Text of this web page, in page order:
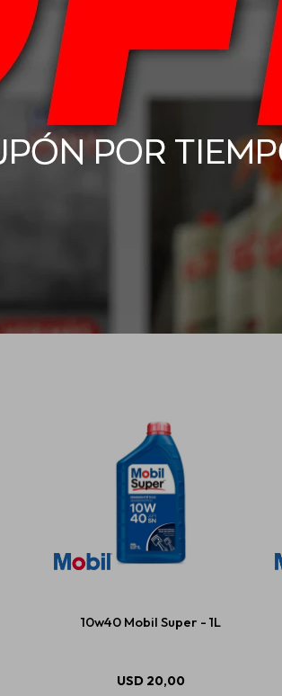
Mobil ATF D/M Fluido De
10w40 Mobil Super - 1L
USD 20,00